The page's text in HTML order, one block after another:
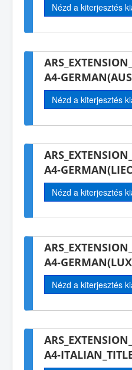
Nézd a kiterjesztés
A4-
Nézd a kiterjesztés
A4-
Nézd a kiterjesztés
A4-
Nézd a kiterjesztés
A4-